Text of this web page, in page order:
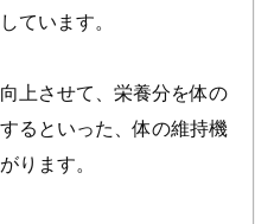
ています。
上させて、栄養分を体の
るといった、体の維持機
ります。